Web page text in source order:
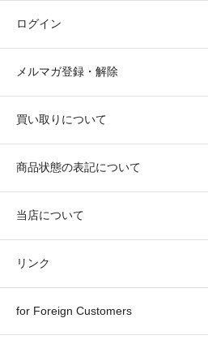
ログイン
メルマガ登録・解除
買い取りについて
商品状態の表記について
当店について
リンク
for Foreign Customers